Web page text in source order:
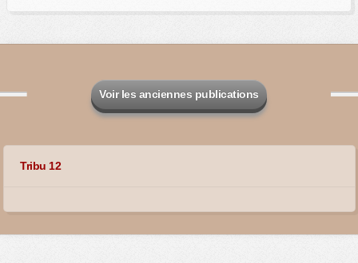
Voir les anciennes publications
Tribu 12